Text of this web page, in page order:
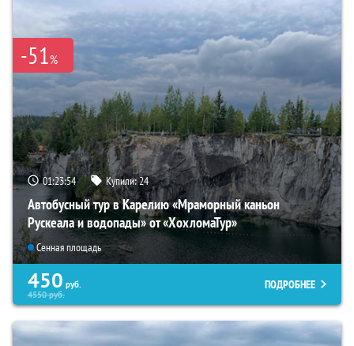
-51%
01:23:53 Купили:24
Автобусный тур в Карелию «Мраморный каньон
Рускеала и водопады» от «ХохломаТур»
Сенная площадь
450 руб.
4550руб.
ПОДРОБНЕЕ